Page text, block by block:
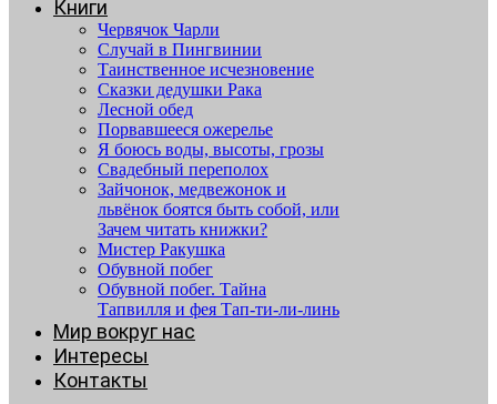
Книги
Червячок Чарли
Случай в Пингвинии
Таинственное исчезновение
Сказки дедушки Рака
Лесной обед
Порвавшееся ожерелье
Я боюсь воды, высоты, грозы
Свадебный переполох
Зайчонок, медвежонок и
львёнок боятся быть собой, или
Зачем читать книжки?
Мистер Ракушка
Обувной побег
Обувной побег. Тайна
Тапвилля и фея Тап-ти-ли-линь
Мир вокруг нас
Интересы
Контакты